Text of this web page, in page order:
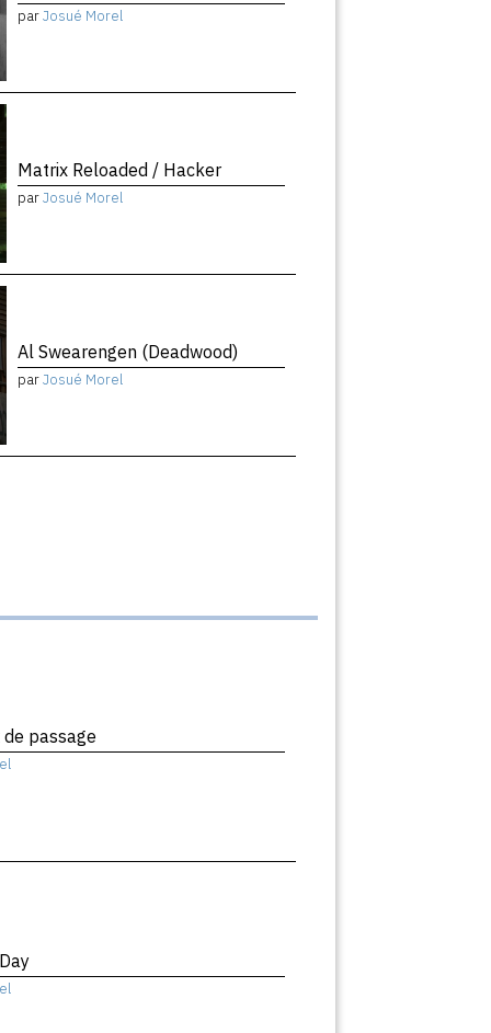
parJosué Morel
Matrix Reloaded / Hacker
parJosué Morel
Al Swearengen (Deadwood)
parJosué Morel
de passage